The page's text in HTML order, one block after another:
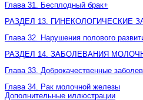
Глава 31. Бесплодный брак+
РАЗДЕЛ 13. ГИНЕКОЛОГИЧЕСКИЕ
Глава 32. Нарушения полового
РАЗДЕЛ 14. ЗАБОЛЕВАНИЯ
Глава 33. Доброкачественные
Глава 34. Рак молочной железы
Дополнительные иллюстрации